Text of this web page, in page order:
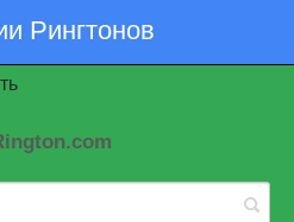
Рингтонов